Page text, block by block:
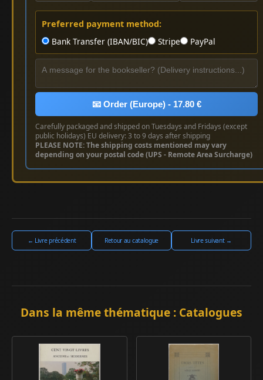
Preferred payment method:
Bank Transfer (IBAN/BIC)
Stripe PayPal
📧 Order (Europe) - 17.80 €
Carefully packaged and shipped on Tuesdays and Fridays (except
public holidays) EU delivery: 3 to 9 days after shipping
PLEASE NOTE: The shipping costs mentioned may vary
depending on your postal code (UPS - Remote Area Surcharge)
← Livre précédent Retour au catalogue Livre suivant →
Dans la même thématique : Catalogues